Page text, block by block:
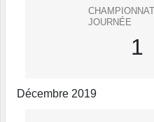
JOURNÉE
1
Décembre 2019